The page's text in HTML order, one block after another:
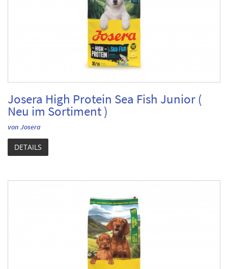
Josera High Protein Sea Fish Junior (
Neu im Sortiment )
von Josera
DETAILS